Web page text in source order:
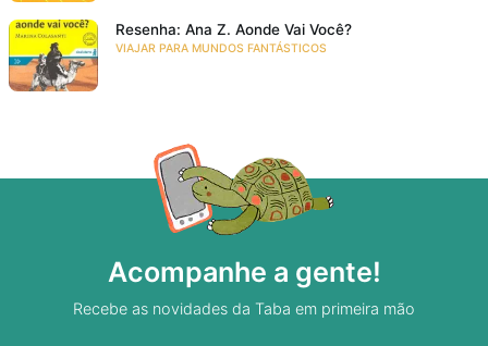
Resenha: Ana Z. Aonde Vai Você?
VIAJAR PARA MUNDOS FANTÁSTICOS
Acompanhe a gente!
Recebe as novidades da Taba em primeira mão